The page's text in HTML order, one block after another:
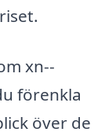
xn--
förenkla
över de